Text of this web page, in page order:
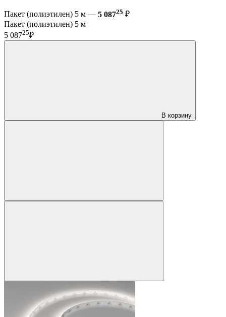
Пакет (полиэтилен) 5 м — 5 08725 ₽
Пакет (полиэтилен) 5 м
5 08725₽
В корзину